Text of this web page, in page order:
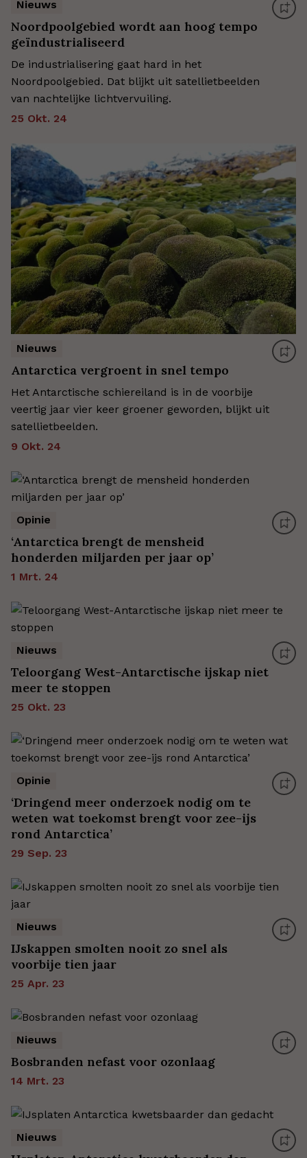
Nieuws
Noordpoolgebied wordt aan hoog tempo
geïndustrialiseerd
De industrialisering gaat hard in het
Noordpoolgebied. Dat blijkt uit satellietbeelden
van nachtelijke lichtvervuiling.
25 Okt. 24
Nieuws
Antarctica vergroent in snel tempo
Het Antarctische schiereiland is in de voorbije
veertig jaar vier keer groener geworden, blijkt uit
satellietbeelden.
9 Okt. 24
Opinie
‘Antarctica brengt de mensheid
honderden miljarden per jaar op’
1 Mrt. 24
Nieuws
Teloorgang West-Antarctische ijskap niet
meer te stoppen
25 Okt. 23
Opinie
‘Dringend meer onderzoek nodig om te
weten wat toekomst brengt voor zee-ijs
rond Antarctica’
29 Sep. 23
Nieuws
IJskappen smolten nooit zo snel als
voorbije tien jaar
25 Apr. 23
Nieuws
Bosbranden nefast voor ozonlaag
14 Mrt. 23
Nieuws